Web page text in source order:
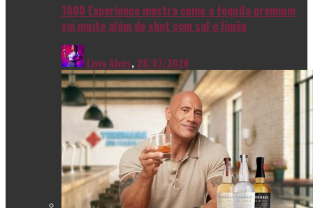
1800 Experience mostra como a tequila premium
vai muito além do shot com sal e limão
Livia Alves, 28/07/2026